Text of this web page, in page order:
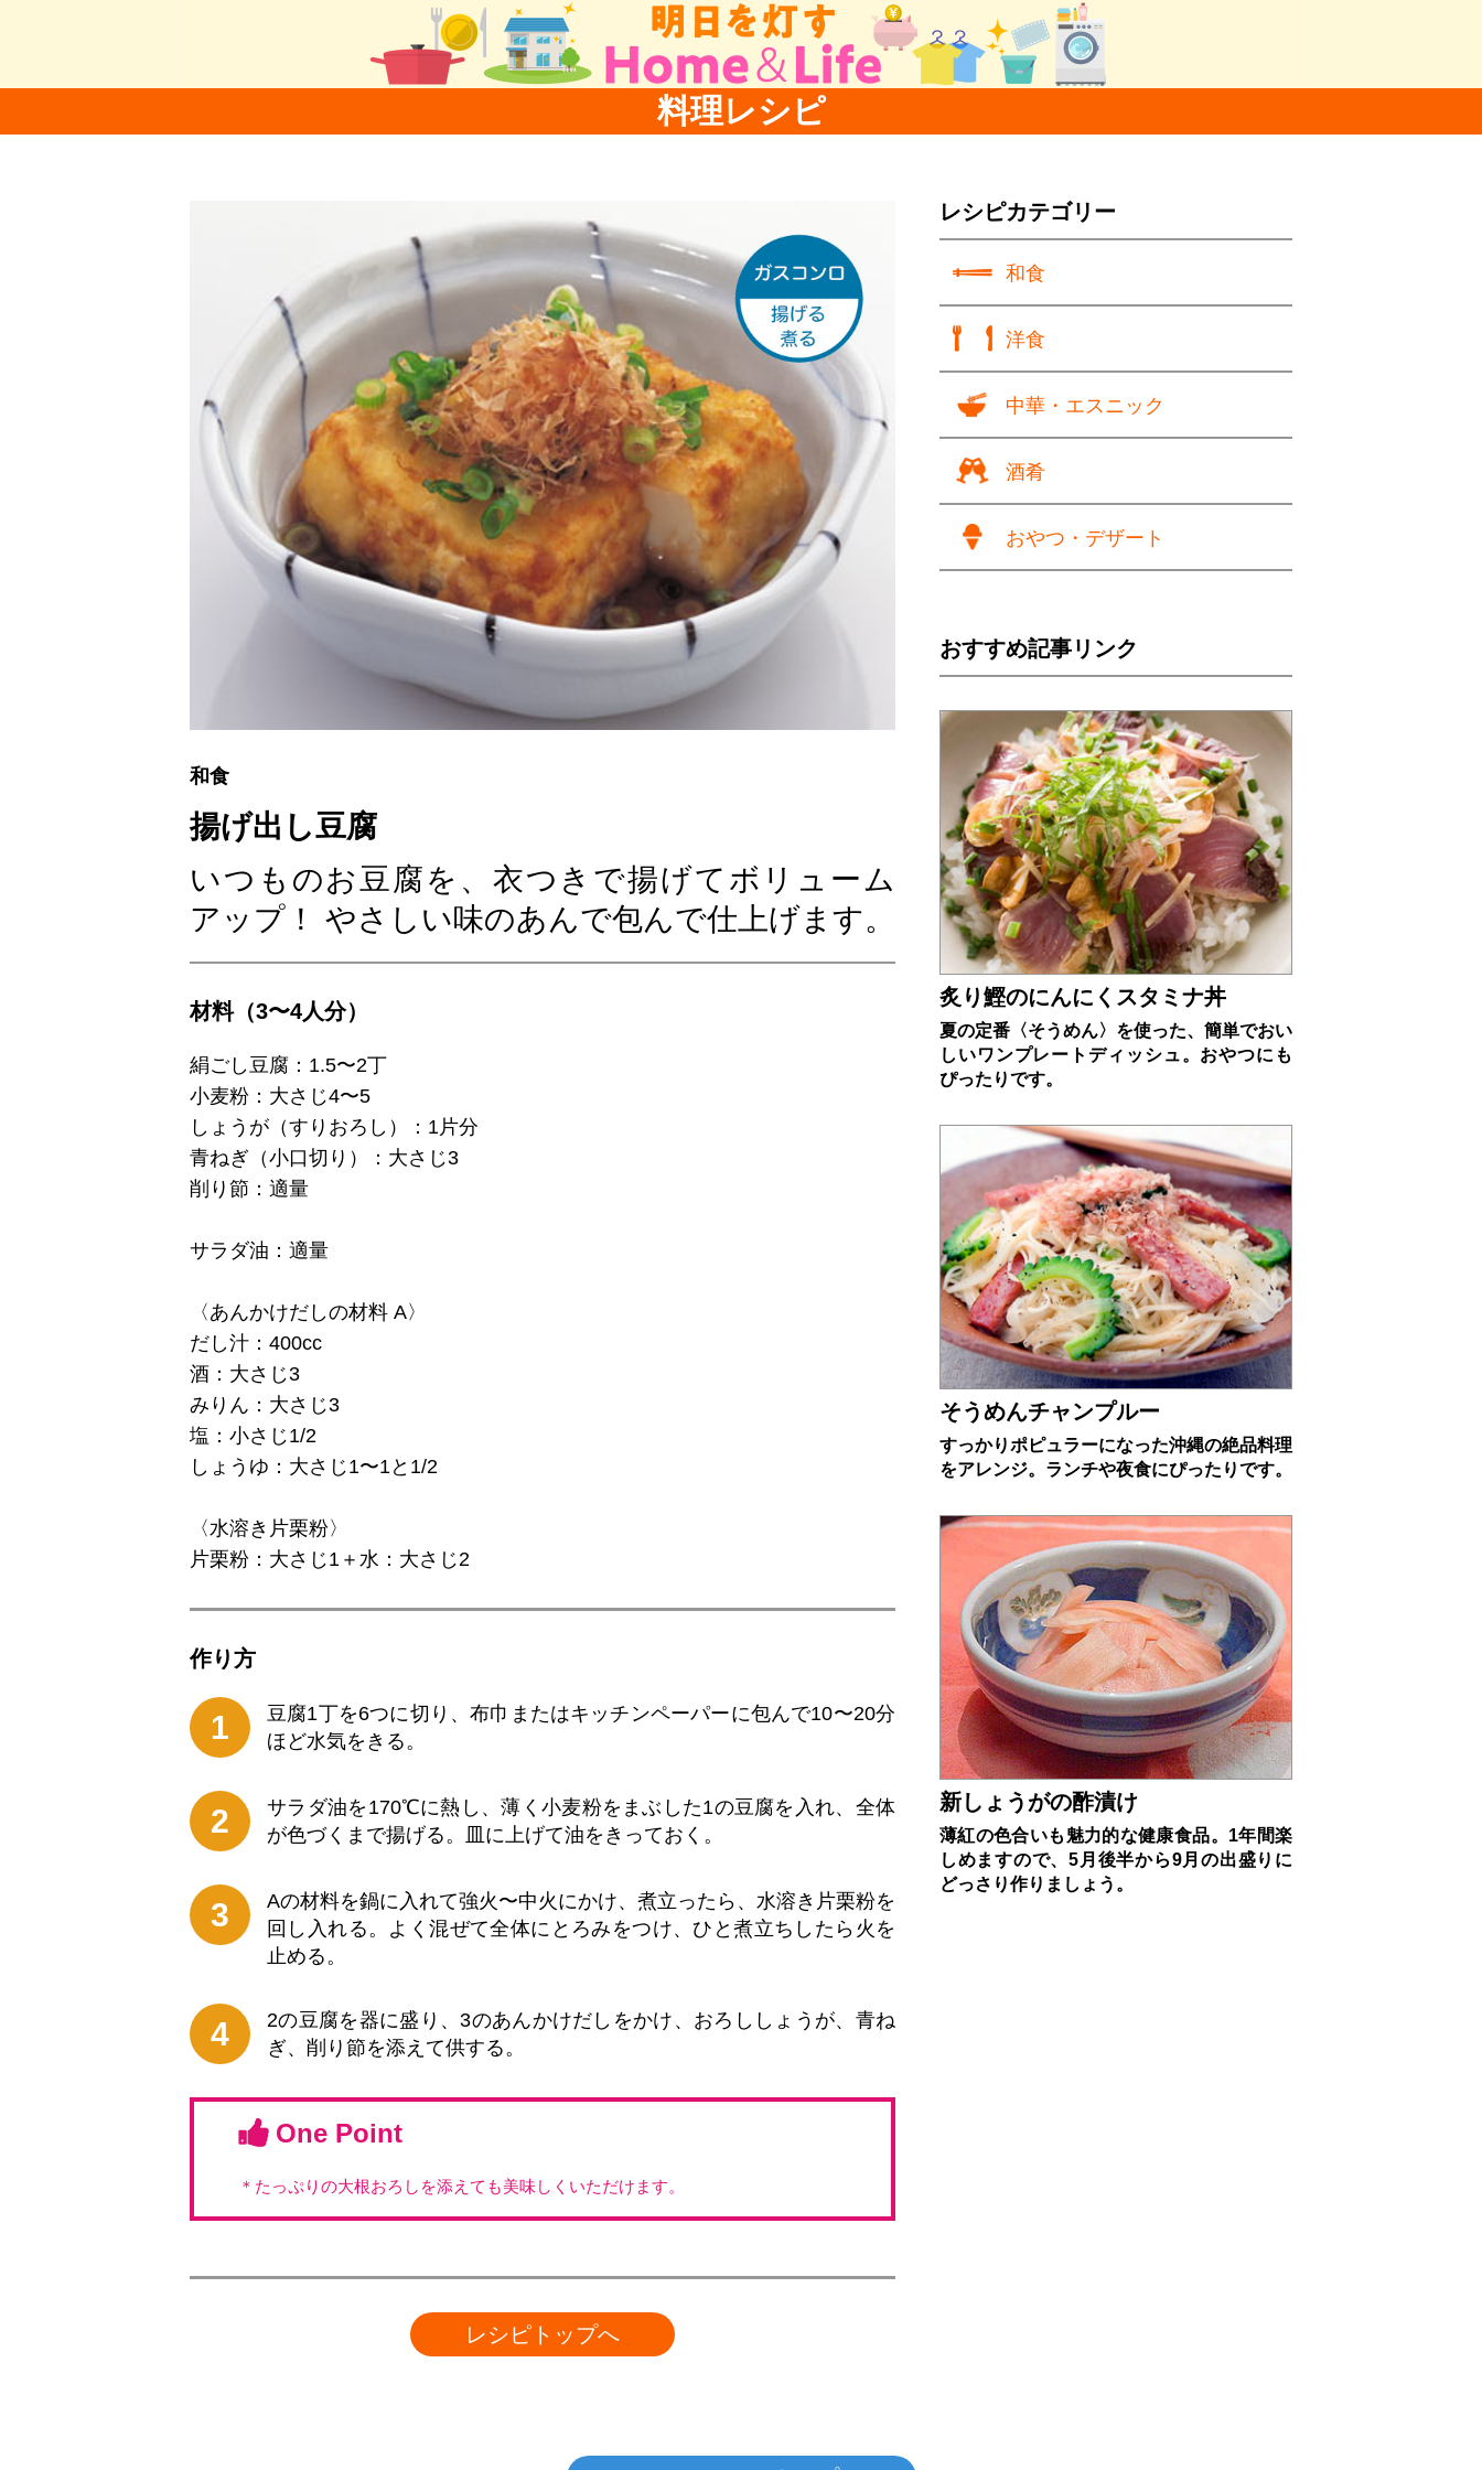
料理レシピ
レシピカテゴリー
和食
洋食
中華・エスニック
酒肴
おやつ・デザート
おすすめ記事リンク
炙り鰹のにんにくスタミナ丼
夏の定番〈そうめん〉を使った、簡単でおい
しいワンプレートディッシュ。おやつにも
ぴったりです。
そうめんチャンプルー
すっかりポピュラーになった沖縄の絶品料理
をアレンジ。ランチや夜食にぴったりです。
新しょうがの酢漬け
薄紅の色合いも魅力的な健康食品。1年間楽
しめますので、5月後半から9月の出盛りに
どっさり作りましょう。
和食
揚げ出し豆腐
いつものお豆腐を、衣つきで揚げてボリューム
アップ！ やさしい味のあんで包んで仕上げます。
材料（3〜4人分）
絹ごし豆腐：1.5〜2丁
小麦粉：大さじ4〜5
しょうが（すりおろし）：1片分
青ねぎ（小口切り）：大さじ3
削り節：適量
サラダ油：適量
〈あんかけだしの材料 A〉
だし汁：400cc
酒：大さじ3
みりん：大さじ3
塩：小さじ1/2
しょうゆ：大さじ1〜1と1/2
〈水溶き片栗粉〉
片栗粉：大さじ1＋水：大さじ2
作り⽅
1
豆腐1丁を6つに切り、布巾またはキッチンペーパーに包んで10〜20分
ほど水気をきる。
2
サラダ油を170℃に熱し、薄く小麦粉をまぶした1の豆腐を入れ、全体
が色づくまで揚げる。皿に上げて油をきっておく。
3
Aの材料を鍋に入れて強火〜中火にかけ、煮立ったら、水溶き片栗粉を
回し入れる。よく混ぜて全体にとろみをつけ、ひと煮立ちしたら火を
止める。
4
2の豆腐を器に盛り、3のあんかけだしをかけ、おろししょうが、青ね
ぎ、削り節を添えて供する。
One Point
＊たっぷりの大根おろしを添えても美味しくいただけます。
レシピトップへ